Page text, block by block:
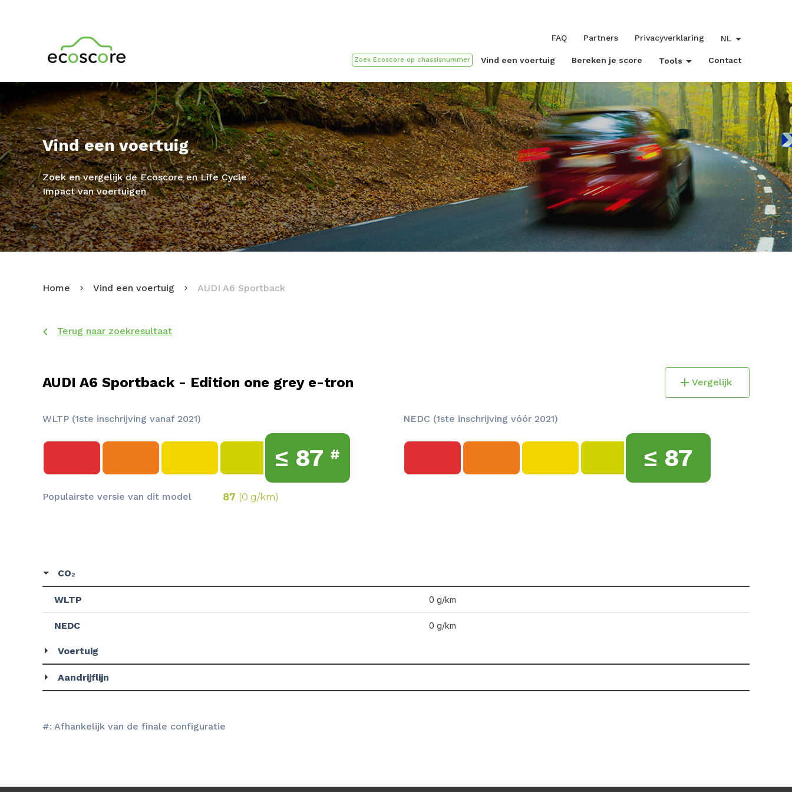
Vind een voertuig Bereken je score Tools Contact
FAQ Partners Privacyverklaring NL
Vind een voertuig
Zoek en vergelijk de Ecoscore en Life Cycle
Impact van voertuigen
Home Vind een voertuig AUDI A6 Sportback
Terug naar zoekresultaat
AUDI A6 Sportback - Edition one grey e-tron Vergelijk
WLTP (1ste inschrijving vanaf 2021)
≤ 87 #
Populairste versie van dit model 87 (0 g/km)
NEDC (1ste inschrijving vóór 2021)
≤ 87
CO₂
WLTP 0 g/km
NEDC 0 g/km
Voertuig
Aandrijflijn
#: Afhankelijk van de finale configuratie